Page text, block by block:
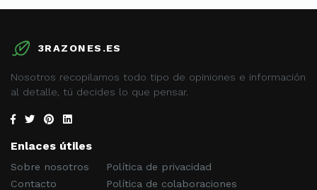
3RAZONES.ES
Nosotros recopilamos todo tipo de opiniones e información
al detalle, tú decides lo que pensar.
Enlaces útiles
Sobre nosotros
Contacto
Política de privacidad
Política de colaboraciones